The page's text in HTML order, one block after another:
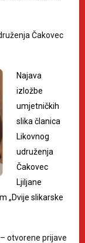
Čakovec
Najava
izložbe
umjetničkih
slika članica
Likovnog
udruženja
Čakovec
Ljiljane
„Dvije slikarske
otvorene prijave